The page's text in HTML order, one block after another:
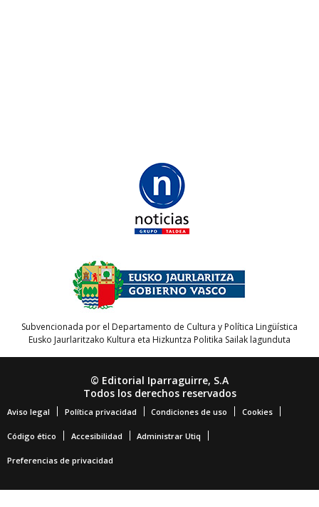
Subvencionada por el Departamento de Cultura y Política Lingüística
Eusko Jaurlaritzako Kultura eta Hizkuntza Politika Sailak lagunduta
© Editorial Iparraguirre, S.A
Todos los derechos reservados
Aviso legal Política privacidad Condiciones de uso Cookies
Código ético Accesibilidad Administrar Utiq
Preferencias de privacidad